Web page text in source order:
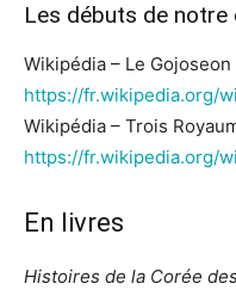
Les débuts de notre
Wikipédia – Le Gojoseon
https://fr.wikipedia.org/
Wikipédia – Trois
https://fr.wikipedia.org/
En livres
Histoires de la Corée